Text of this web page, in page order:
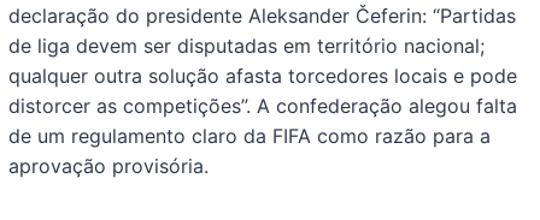
declaração do presidente Aleksander Čeferin: “Partidas
de liga devem ser disputadas em território nacional;
qualquer outra solução afasta torcedores locais e pode
distorcer as competições”. A confederação alegou falta
de um regulamento claro da FIFA como razão para a
aprovação provisória.